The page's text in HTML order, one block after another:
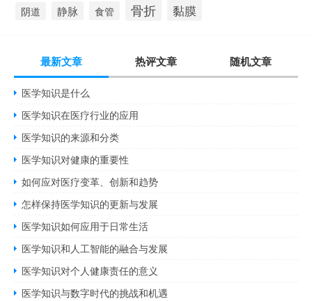
阴道 静脉 食管 骨折 黏膜
最新文章 热评文章 随机文章
医学知识是什么
医学知识在医疗行业的应用
医学知识的来源和分类
医学知识对健康的重要性
如何应对医疗变革、创新和趋势
怎样保持医学知识的更新与发展
医学知识如何应用于日常生活
医学知识和人工智能的融合与发展
医学知识对个人健康责任的意义
医学知识与数字时代的挑战和机遇